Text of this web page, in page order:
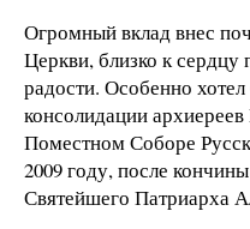
Огромный вклад внес
Церкви, близко к сердцу
радости. Особенно
консолидации
Поместном Соборе
2009 году, после
Святейшего Патриарха